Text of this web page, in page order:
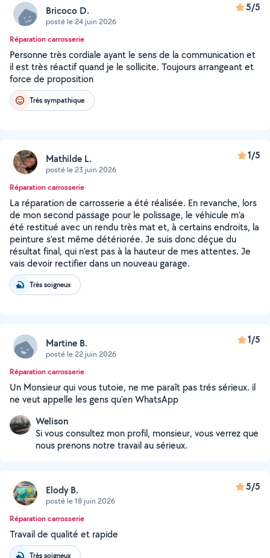
Bricoco D.
posté le 24 juin 2026
5/5
Réparation carrosserie
Personne très cordiale ayant le sens de la communication et
il est très réactif quand je le sollicite. Toujours arrangeant et
force de proposition
Très sympathique
Mathilde L.
posté le 23 juin 2026
1/5
Réparation carrosserie
La réparation de carrosserie a été réalisée. En revanche, lors
de mon second passage pour le polissage, le véhicule m’a
été restitué avec un rendu très mat et, à certains endroits, la
peinture s’est même détériorée. Je suis donc déçue du
résultat final, qui n’est pas à la hauteur de mes attentes. Je
vais devoir rectifier dans un nouveau garage.
Très soigneux
Martine B.
posté le 22 juin 2026
1/5
Réparation carrosserie
Un Monsieur qui vous tutoie, ne me paraît pas trés sérieux. il
ne veut appelle les gens qu'en WhatsApp
Welison
Si vous consultez mon profil, monsieur, vous verrez que
nous prenons notre travail au sérieux.
Elody B.
posté le 18 juin 2026
5/5
Réparation carrosserie
Travail de qualité et rapide
Très soigneux